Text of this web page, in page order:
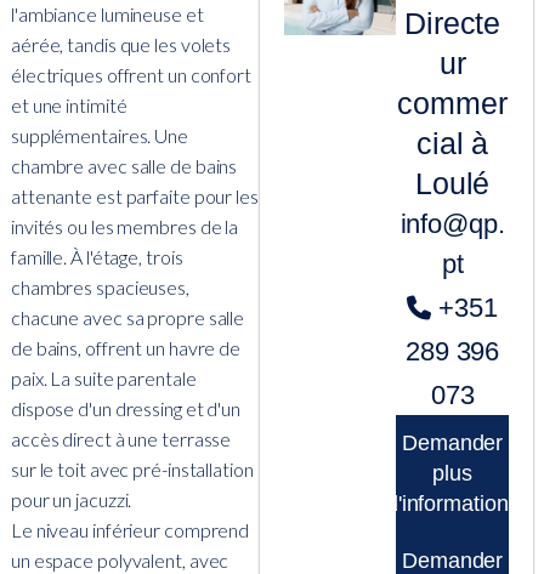
l'ambiance lumineuse et
aérée, tandis que les volets
électriques offrent un confort
et une intimité
supplémentaires. Une
chambre avec salle de bains
attenante est parfaite pour les
invités ou les membres de la
famille. À l'étage, trois
chambres spacieuses,
chacune avec sa propre salle
de bains, offrent un havre de
paix. La suite parentale
dispose d'un dressing et d'un
accès direct à une terrasse
sur le toit avec pré-installation
pour un jacuzzi.
Le niveau inférieur comprend
un espace polyvalent, avec
Directe
ur
commer
cial à
Loulé
info@qp.
pt
+351
289 396
073
Demander
plus
d'informations
Demander